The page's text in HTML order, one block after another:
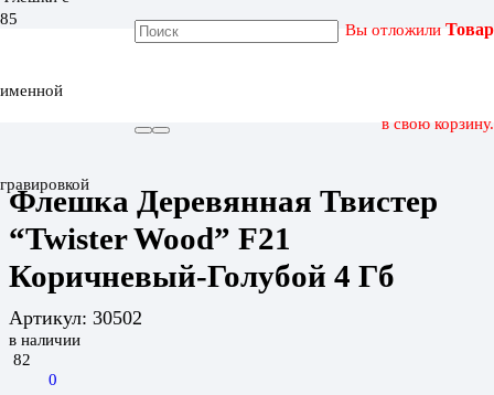
именной
гравировкой
Вы отложили Товар
в свою корзину.
ФЛЕШКА ДЕРЕВЯННАЯ ТВИСТЕР “TWISTER WOOD” F21
Флешка Деревянная Твистер
“Twister Wood” F21
Коричневый-Голубой 4 Гб
Артикул: 30502
в наличии
82
0